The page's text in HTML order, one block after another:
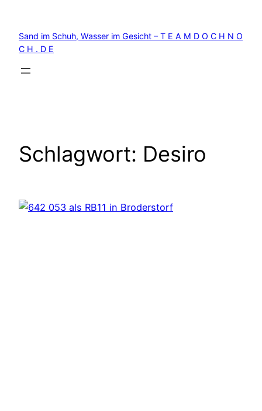
springen
Sand im Schuh, Wasser im Gesicht – T E A M D O C H N O
C H . D E
Schlagwort: Desiro